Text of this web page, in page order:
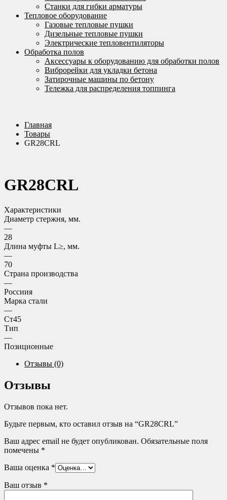
Станки для гибки арматуры
Тепловое оборудование
Газовые тепловые пушки
Дизельные тепловые пушки
Электрические тепловентиляторы
Обработка полов
Аксессуары к оборудованию для обработки полов
Виброрейки для укладки бетона
Затирочные машины по бетону
Тележка для распределения топпинга
Главная
Товары
GR28CRL
GR28CRL
Характеристики
Диаметр стержня, мм.
—
28
Длина муфты L≥, мм.
—
70
Страна производства
—
Россиия
Марка стали
—
Ст45
Тип
—
Позиционные
Отзывы (0)
Отзывы
Отзывов пока нет.
Будьте первым, кто оставил отзыв на “GR28CRL”
Ваш адрес email не будет опубликован. Обязательные поля
помечены *
Ваша оценка *
Ваш отзыв *